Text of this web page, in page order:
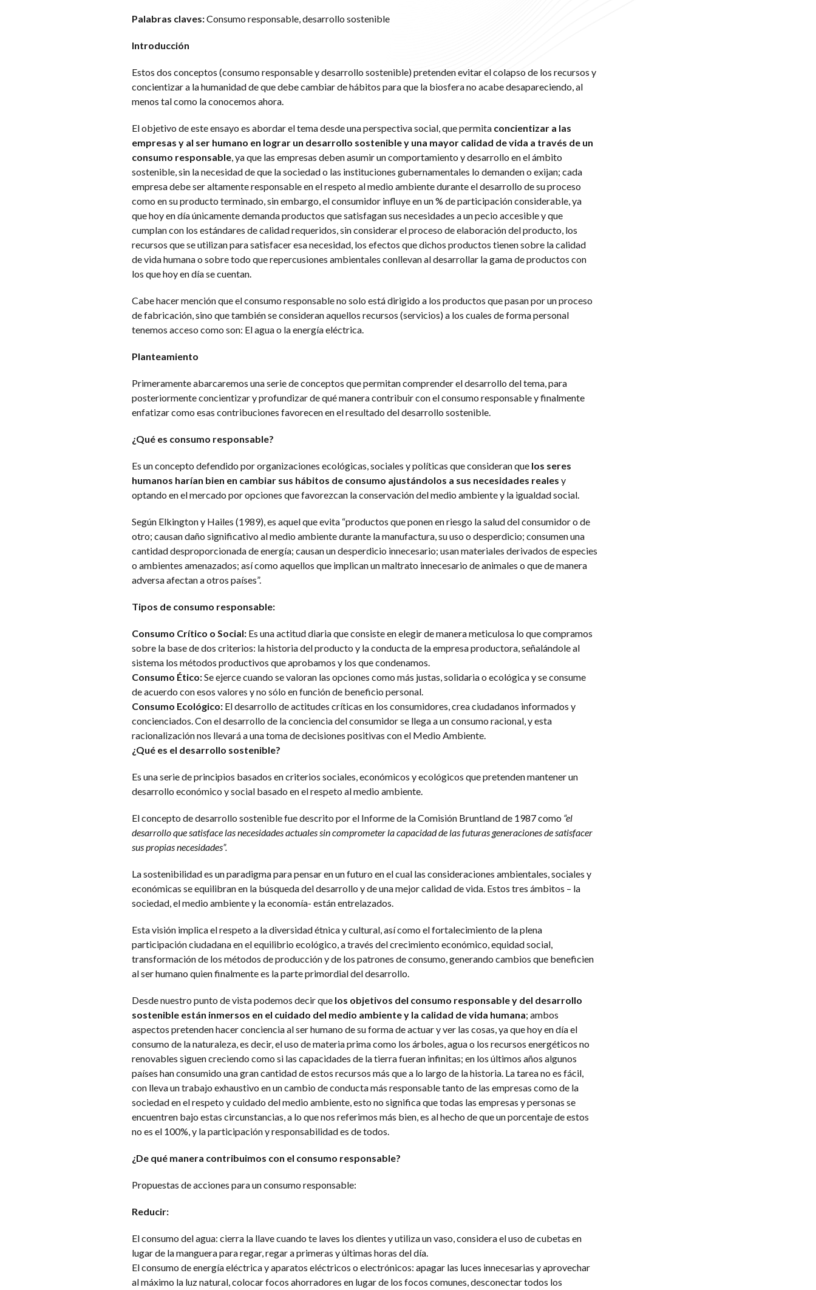
Palabras claves:Consumo responsable, desarrollo sostenible
Introducción
Estos dos conceptos (consumo responsable y desarrollo sostenible) pretenden evitar el colapso de los recursos y
concientizar a la humanidad de que debe cambiar de hábitos para que la biosfera no acabe desapareciendo, al
menos tal como la conocemos ahora.
El objetivo de este ensayo es abordar el tema desde una perspectiva social, que permita concientizar a las
empresas y al ser humano en lograr un desarrollo sostenible y una mayor calidad de vida a través de un
consumo responsable, ya que las empresas deben asumir un comportamiento y desarrollo en el ámbito
sostenible, sin la necesidad de que la sociedad o las instituciones gubernamentales lo demanden o exijan; cada
empresa debe ser altamente responsable en el respeto al medio ambiente durante el desarrollo de su proceso
como en su producto terminado, sin embargo, el consumidor influye en un % de participación considerable, ya
que hoy en día únicamente demanda productos que satisfagan sus necesidades a un pecio accesible y que
cumplan con los estándares de calidad requeridos, sin considerar el proceso de elaboración del producto, los
recursos que se utilizan para satisfacer esa necesidad, los efectos que dichos productos tienen sobre la calidad
de vida humana o sobre todo que repercusiones ambientales conllevan al desarrollar la gama de productos con
los que hoy en día se cuentan.
Cabe hacer mención que el consumo responsable no solo está dirigido a los productos que pasan por un proceso
de fabricación, sino que también se consideran aquellos recursos (servicios) a los cuales de forma personal
tenemos acceso como son: El agua o la energía eléctrica.
Planteamiento
Primeramente abarcaremos una serie de conceptos que permitan comprender el desarrollo del tema, para
posteriormente concientizar y profundizar de qué manera contribuir con el consumo responsable y finalmente
enfatizar como esas contribuciones favorecen en el resultado del desarrollo sostenible.
¿Qué es consumo responsable?
Es un concepto defendido por organizaciones ecológicas, sociales y políticas que consideran que los seres
humanos harían bien en cambiar sus hábitos de consumo ajustándolos a sus necesidades reales y
optando en el mercado por opciones que favorezcan la conservación del medio ambiente y la igualdad social.
Según Elkington y Hailes (1989), es aquel que evita “productos que ponen en riesgo la salud del consumidor o de
otro; causan daño significativo al medio ambiente durante la manufactura, su uso o desperdicio; consumen una
cantidad desproporcionada de energía; causan un desperdicio innecesario; usan materiales derivados de especies
o ambientes amenazados; así como aquellos que implican un maltrato innecesario de animales o que de manera
adversa afectan a otros países”.
Tipos de consumo responsable:
Consumo Crítico o Social: Es una actitud diaria que consiste en elegir de manera meticulosa lo que compramos
sobre la base de dos criterios: la historia del producto y la conducta de la empresa productora, señalándole al
sistema los métodos productivos que aprobamos y los que condenamos.
Consumo Ético:Se ejerce cuando se valoran las opciones como más justas, solidaria o ecológica y se consume
de acuerdo con esos valores y no sólo en función de beneficio personal.
Consumo Ecológico: El desarrollo de actitudes críticas en los consumidores, crea ciudadanos informados y
concienciados. Con el desarrollo de la conciencia del consumidor se llega a un consumo racional, y esta
racionalización nos llevará a una toma de decisiones positivas con el Medio Ambiente.
¿Qué es el desarrollo sostenible?
Es una serie de principios basados en criterios sociales, económicos y ecológicos que pretenden mantener un
desarrollo económico y social basado en el respeto al medio ambiente.
El concepto de desarrollo sostenible fue descrito por el Informe de la Comisión Bruntland de 1987 como “el
desarrollo que satisface las necesidades actuales sin comprometer la capacidad de las futuras generaciones de satisfacer
sus propias necesidades”.
La sostenibilidad es un paradigma para pensar en un futuro en el cual las consideraciones ambientales, sociales y
económicas se equilibran en la búsqueda del desarrollo y de una mejor calidad de vida. Estos tres ámbitos – la
sociedad, el medio ambiente y la economía- están entrelazados.
Esta visión implica el respeto a la diversidad étnica y cultural, así como el fortalecimiento de la plena
participación ciudadana en el equilibrio ecológico, a través del crecimiento económico, equidad social,
transformación de los métodos de producción y de los patrones de consumo, generando cambios que beneficien
al ser humano quien finalmente es la parte primordial del desarrollo.
Desde nuestro punto de vista podemos decir que los objetivos del consumo responsable y del desarrollo
sostenible están inmersos en el cuidado del medio ambiente y la calidad de vida humana; ambos
aspectos pretenden hacer conciencia al ser humano de su forma de actuar y ver las cosas, ya que hoy en día el
consumo de la naturaleza, es decir, el uso de materia prima como los árboles, agua o los recursos energéticos no
renovables siguen creciendo como si las capacidades de la tierra fueran infinitas; en los últimos años algunos
países han consumido una gran cantidad de estos recursos más que a lo largo de la historia. La tarea no es fácil,
con lleva un trabajo exhaustivo en un cambio de conducta más responsable tanto de las empresas como de la
sociedad en el respeto y cuidado del medio ambiente, esto no significa que todas las empresas y personas se
encuentren bajo estas circunstancias, a lo que nos referimos más bien, es al hecho de que un porcentaje de estos
no es el 100%, y la participación y responsabilidad es de todos.
¿De qué manera contribuimos con el consumo responsable?
Propuestas de acciones para un consumo responsable:
Reducir:
El consumo del agua: cierra la llave cuando te laves los dientes y utiliza un vaso, considera el uso de cubetas en
lugar de la manguera para regar, regar a primeras y últimas horas del día.
El consumo de energía eléctrica y aparatos eléctricos o electrónicos: apagar las luces innecesarias y aprovechar
al máximo la luz natural, colocar focos ahorradores en lugar de los focos comunes, desconectar todos los